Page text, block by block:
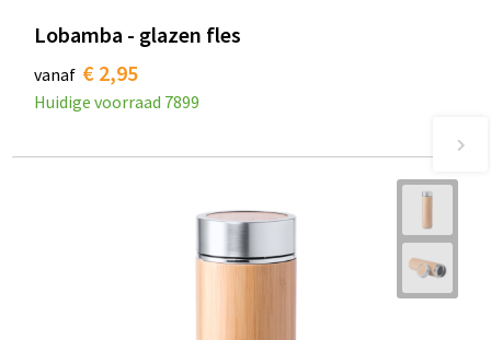
Lobamba - glazen fles
vanaf € 2,95
Huidige voorraad 7899